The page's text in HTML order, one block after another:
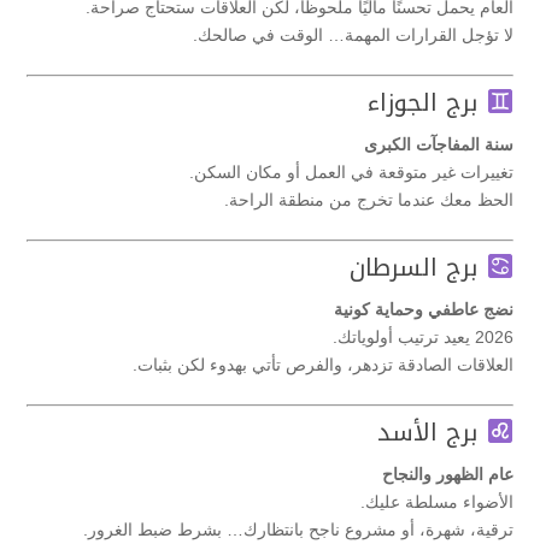
العام يحمل تحسنًا ماليًا ملحوظًا، لكن العلاقات ستحتاج صراحة.
لا تؤجل القرارات المهمة… الوقت في صالحك.
برج الجوزاء
سنة المفاجآت الكبرى
تغييرات غير متوقعة في العمل أو مكان السكن.
الحظ معك عندما تخرج من منطقة الراحة.
برج السرطان
نضج عاطفي وحماية كونية
2026 يعيد ترتيب أولوياتك.
العلاقات الصادقة تزدهر، والفرص تأتي بهدوء لكن بثبات.
برج الأسد
عام الظهور والنجاح
الأضواء مسلطة عليك.
ترقية، شهرة، أو مشروع ناجح بانتظارك… بشرط ضبط الغرور.